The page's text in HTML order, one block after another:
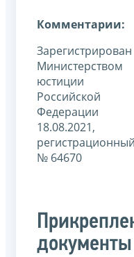
Комментарии:
Зарегистрирован
Министерством
юстиции
Российской
Федерации
18.08.2021,
регистрационный
№ 64670
документы